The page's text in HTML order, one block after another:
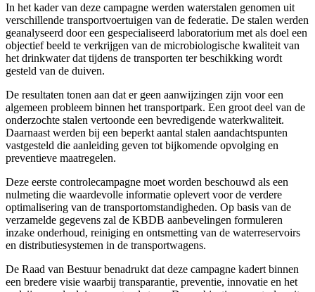
In het kader van deze campagne werden waterstalen genomen uit
verschillende transportvoertuigen van de federatie. De stalen werden
geanalyseerd door een gespecialiseerd laboratorium met als doel een
objectief beeld te verkrijgen van de microbiologische kwaliteit van
het drinkwater dat tijdens de transporten ter beschikking wordt
gesteld van de duiven.
De resultaten tonen aan dat er geen aanwijzingen zijn voor een
algemeen probleem binnen het transportpark. Een groot deel van de
onderzochte stalen vertoonde een bevredigende waterkwaliteit.
Daarnaast werden bij een beperkt aantal stalen aandachtspunten
vastgesteld die aanleiding geven tot bijkomende opvolging en
preventieve maatregelen.
Deze eerste controlecampagne moet worden beschouwd als een
nulmeting die waardevolle informatie oplevert voor de verdere
optimalisering van de transportomstandigheden. Op basis van de
verzamelde gegevens zal de KBDB aanbevelingen formuleren
inzake onderhoud, reiniging en ontsmetting van de waterreservoirs
en distributiesystemen in de transportwagens.
De Raad van Bestuur benadrukt dat deze campagne kadert binnen
een bredere visie waarbij transparantie, preventie, innovatie en het